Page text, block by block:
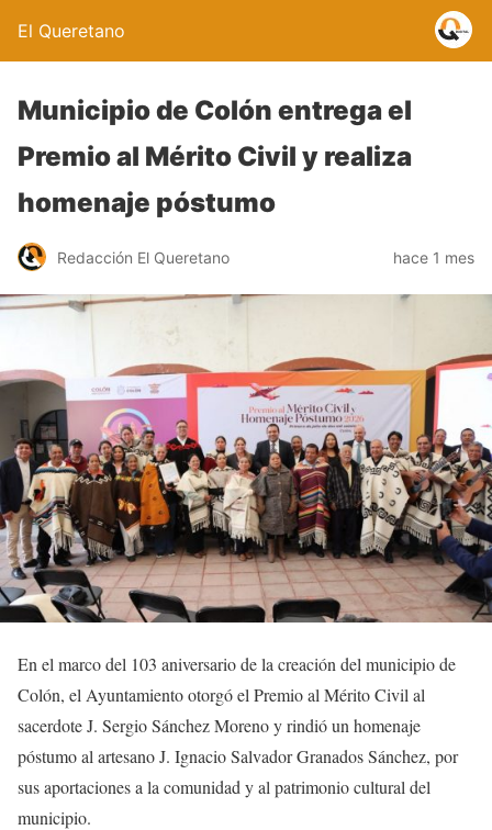
El Queretano
Municipio de Colón entrega el
Premio al Mérito Civil y realiza
homenaje póstumo
Redacción El Queretano hace 1 mes
En el marco del 103 aniversario de la creación del municipio de
Colón, el Ayuntamiento otorgó el Premio al Mérito Civil al
sacerdote J. Sergio Sánchez Moreno y rindió un homenaje
póstumo al artesano J. Ignacio Salvador Granados Sánchez, por
sus aportaciones a la comunidad y al patrimonio cultural del
municipio.